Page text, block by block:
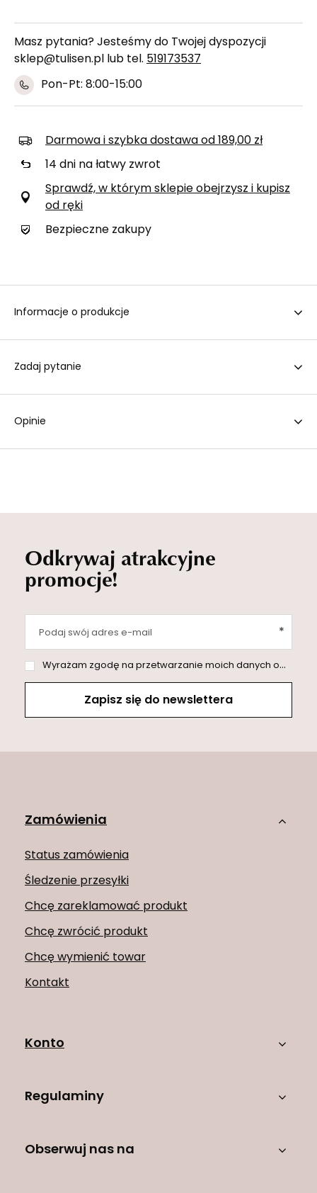
Masz pytania? Jesteśmy do Twojej dyspozycji
sklep@tulisen.pl lub tel. 519173537
Pon-Pt: 8:00-15:00
Darmowa i szybka dostawa od 189,00 zł
14 dni na łatwy zwrot
Sprawdź, w którym sklepie obejrzysz i kupisz
od ręki
Bezpieczne zakupy
Informacje o produkcje
Zadaj pytanie
Opinie
Odkrywaj atrakcyjne
promocje!
Podaj swój adres e-mail
Wyrażam zgodę na przetwarzanie moich danych osobowych (adres e-mail) na potrzeby wysyłki newslettera z informacją handlową (marketing). Więcej w
Zapisz się do newslettera
Zamówienia
Status zamówienia
Śledzenie przesyłki
Chcę zareklamować produkt
Chcę zwrócić produkt
Chcę wymienić towar
Kontakt
Konto
Regulaminy
Obserwuj nas na